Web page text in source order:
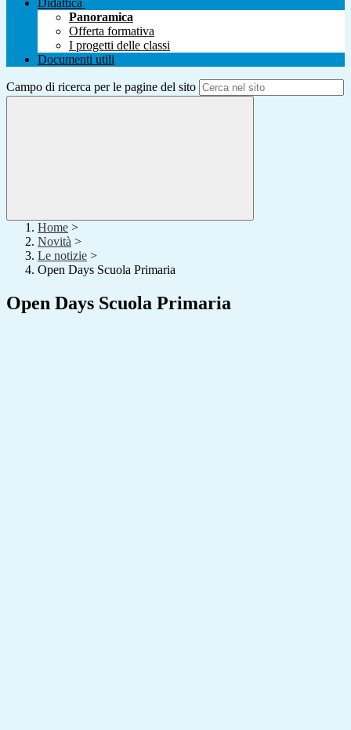
Didattica
Panoramica
Offerta formativa
I progetti delle classi
Documenti utili
Campo di ricerca per le pagine del sito
Home >
Novità >
Le notizie >
Open Days Scuola Primaria
Open Days Scuola Primaria